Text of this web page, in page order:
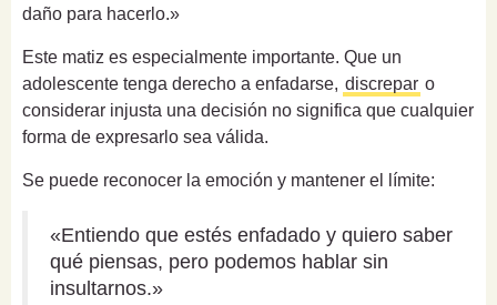
daño para hacerlo.»
Este matiz es especialmente importante. Que un
adolescente tenga derecho a enfadarse, discrepar o
considerar injusta una decisión no significa que cualquier
forma de expresarlo sea válida.
Se puede reconocer la emoción y mantener el límite:
«Entiendo que estés enfadado y quiero saber
qué piensas, pero podemos hablar sin
insultarnos.»